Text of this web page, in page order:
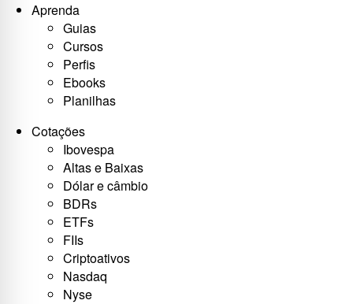
Aprenda
Guias
Cursos
Perfis
Ebooks
Planilhas
Cotações
Ibovespa
Altas e Baixas
Dólar e câmbio
BDRs
ETFs
FIIs
Criptoativos
Nasdaq
Nyse